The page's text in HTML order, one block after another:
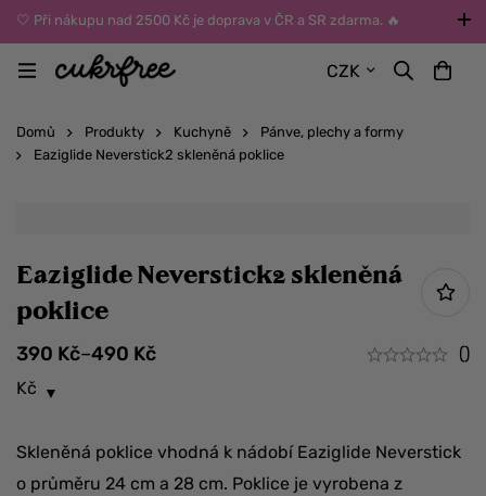
🤍 Při nákupu nad 2500 Kč je doprava v ČR a SR zdarma. 🔥
UPOZORNĚNÍ: Během léta vybírejte dopravu kurýrem nebo do Z-
BOXů umístěných uvnitř budov. Reklamace zboží způsobené
CZK
Domů Produkty Kuchyně
Pánve, plechy a formy
Eaziglide Neverstick2 skleněná poklice
Eaziglide Neverstick2 skleněná
poklice
390 Kč–490 Kč
()
Kč
Skleněná poklice vhodná k nádobí Eaziglide Neverstick
o průměru 24 cm a 28 cm. Poklice je vyrobena z